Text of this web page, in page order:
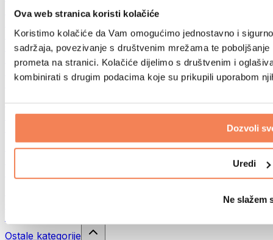
Ova web stranica koristi kolačiće
Koristimo kolačiće da Vam omogućimo jednostavno i
sadržaja, povezivanje s društvenim mrežama te
prometa na stranici. Kolačiće dijelimo s društvenim i
kombinirati s drugim podacima koje su prikupili uporabom
Dozvoli
Uredi
Ne slažem
Trčanje
Biciklizam
Joga i pilates
Kupanje hladnom vodom
Plivanje
Planinarenje
Biohacking
Terapija crvenim svjetlom
Eko kućanstvo
Ostale kategorije